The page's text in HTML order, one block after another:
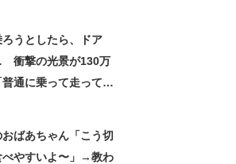
うとしたら、ドア
撃の光景が130万
通に乗って走ってた
ばあちゃん「こう切
べやすいよ〜」→教わ